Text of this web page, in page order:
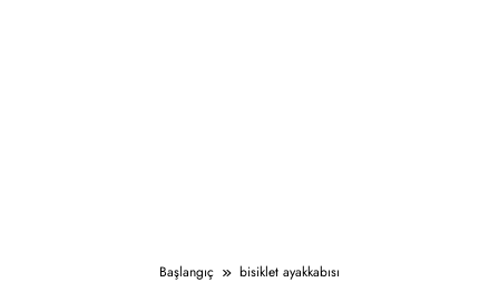
Başlangıç bisiklet ayakkabısı